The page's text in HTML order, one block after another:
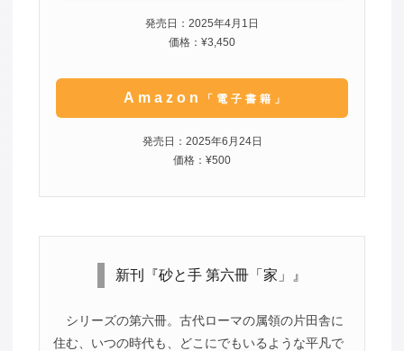
発売日：2025年4月1日
価格：¥3,450
Amazon 「電子書籍」
発売日：2025年6月24日
価格：¥500
新刊『砂と手 第六冊「家」』
シリーズの第六冊。古代ローマの属領の片田舎に
住む、いつの時代も、どこにでもいるような平凡で